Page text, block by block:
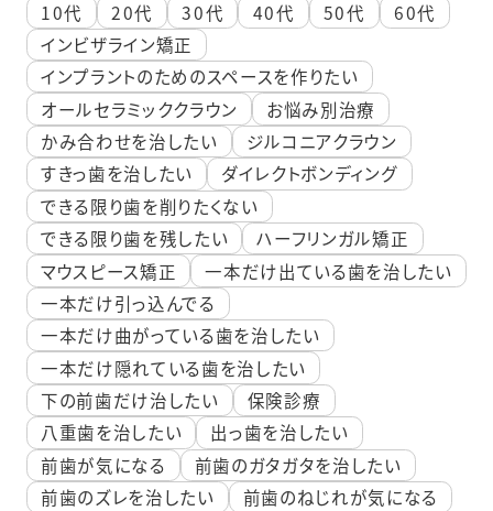
10代 20代 30代 40代 50代
60代
インビザライン矯正
インプラントのためのスペースを作りたい
オールセラミッククラウン
お悩み別治療
かみ合わせを治したい
ジルコニアクラウン
すきっ歯を治したい
ダイレクトボンディング
できる限り歯を削りたくない
できる限り歯を残したい
ハーフリンガル矯正
マウスピース矯正
一本だけ出ている歯を治したい
一本だけ引っ込んでる
一本だけ曲がっている歯を治したい
一本だけ隠れている歯を治したい
下の前歯だけ治したい
保険診療
八重歯を治したい
出っ歯を治したい
前歯が気になる
前歯のガタガタを治したい
前歯のズレを治したい
前歯のねじれが気になる